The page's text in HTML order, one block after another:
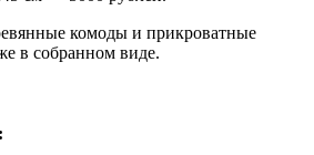
комоды и прикроватные
в собранном виде.